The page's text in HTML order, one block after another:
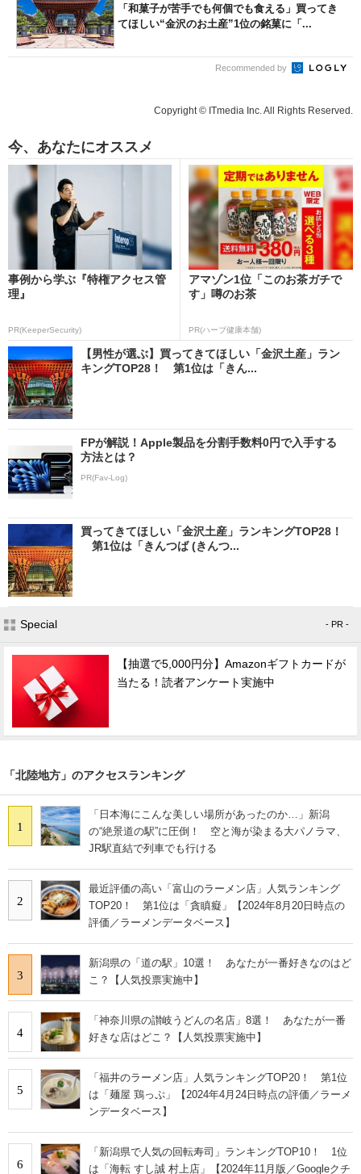
「和菓子が苦手でも何個でも食える」買ってき
てほしい“金沢のお土産”1位の銘菓に「...
Recommended by
Copyright © ITmedia Inc. All Rights Reserved.
今、あなたにオススメ
事例から学ぶ『特権アクセス管
理』
PR(KeeperSecurity)
アマゾン1位「このお茶ガチで
す」噂のお茶
PR(ハーブ健康本舗)
【男性が選ぶ】買ってきてほしい「金沢土産」ラン
キングTOP28！ 第1位は「きん...
FPが解説！Apple製品を分割手数料0円で入手する
方法とは？
PR(Fav-Log)
買ってきてほしい「金沢土産」ランキングTOP28！
第1位は「きんつば (きんつ...
Special - PR -
【抽選で5,000円分】Amazonギフトカードが
当たる！読者アンケート実施中
「北陸地方」のアクセスランキング
1
「日本海にこんな美しい場所があったのか…」新潟
の“絶景道の駅”に圧倒！ 空と海が染まる大パノラマ、
JR駅直結で列車でも行ける
2
最近評価の高い「富山のラーメン店」人気ランキング
TOP20！ 第1位は「貪瞋癡」【2024年8月20日時点の
評価／ラーメンデータベース】
3
新潟県の「道の駅」10選！ あなたが一番好きなのはど
こ？【人気投票実施中】
4
「神奈川県の讃岐うどんの名店」8選！ あなたが一番
好きな店はどこ？【人気投票実施中】
5
「福井のラーメン店」人気ランキングTOP20！ 第1位
は「麺屋 鶏っぷ」【2024年4月24日時点の評価／ラーメ
ンデータベース】
6
「新潟県で人気の回転寿司」ランキングTOP10！ 1位
は「海転 すし誠 村上店」【2024年11月版／Googleクチ